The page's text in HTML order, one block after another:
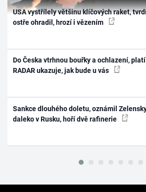
USA vystřílely většinu klíčových raket,
ostře ohradil, hrozí i vězením
Do Česka vtrhnou bouřky a ochlazení,
RADAR ukazuje, jak bude u vás
Sankce dlouhého doletu, oznámil
daleko v Rusku, hoří dvě rafinerie